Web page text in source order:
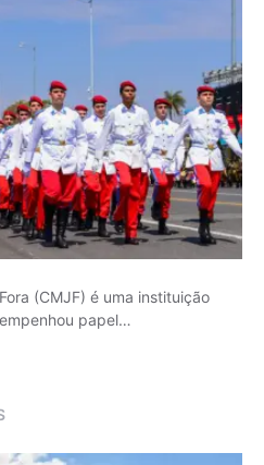
(CMJF) é uma instituição
papel…